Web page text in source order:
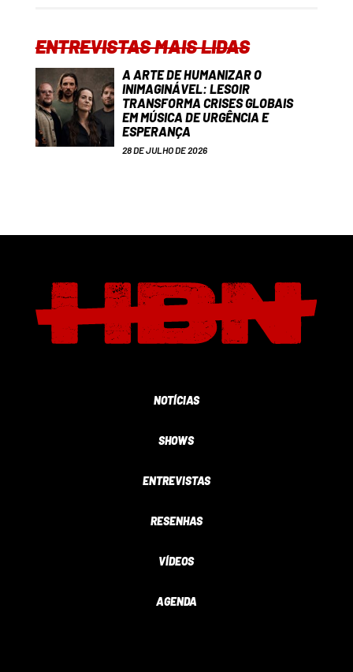
ENTREVISTAS MAIS LIDAS
A ARTE DE HUMANIZAR O
INIMAGINÁVEL: LESOIR
TRANSFORMA CRISES GLOBAIS
EM MÚSICA DE URGÊNCIA E
ESPERANÇA
28 DE JULHO DE 2026
NOTÍCIAS
SHOWS
ENTREVISTAS
RESENHAS
VÍDEOS
AGENDA